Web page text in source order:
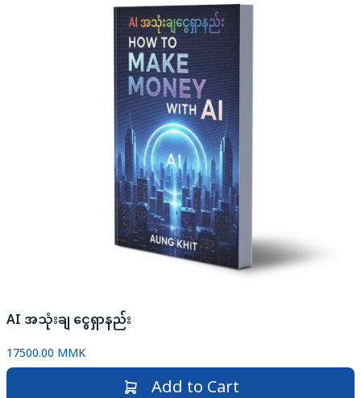
AI အသုံးချ ငွေရှာနည်း
17500.00 MMK
Add to Cart